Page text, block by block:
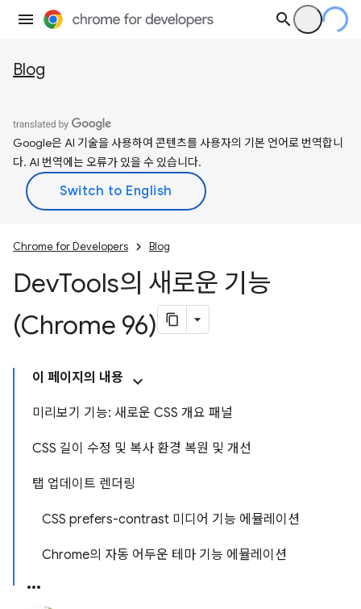
Blog
Google은 AI 기술을 사용하여 콘텐츠를 사용자의 기본 언어로 번역합니
다. AI 번역에는 오류가 있을 수 있습니다.
Chrome for Developers Blog
DevTools의 새로운 기능
(Chrome 96)
이 페이지의 내용
미리보기 기능: 새로운 CSS 개요 패널
CSS 길이 수정 및 복사 환경 복원 및 개선
탭 업데이트 렌더링
CSS prefers-contrast 미디어 기능 에뮬레이션
Chrome의 자동 어두운 테마 기능 에뮬레이션